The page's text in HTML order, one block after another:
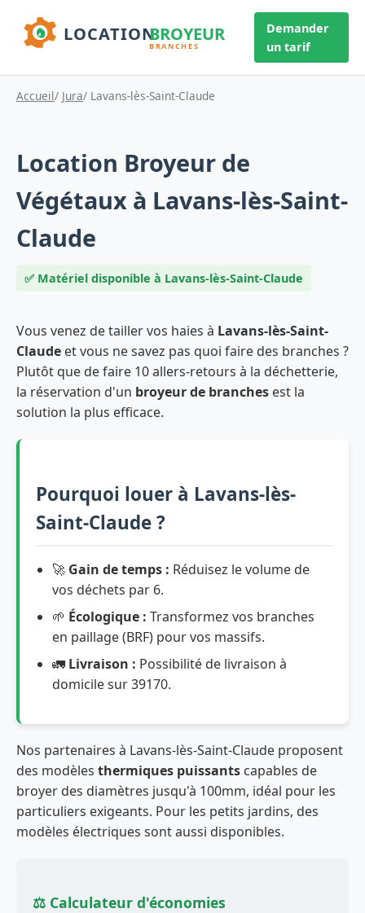
Demander
un tarif
Accueil/ Jura/ Lavans-lès-Saint-Claude
Location Broyeur de
Végétaux à Lavans-lès-Saint-
Claude
✅ Matériel disponible à Lavans-lès-Saint-Claude
Vous venez de tailler vos haies à Lavans-lès-Saint-
Claude et vous ne savez pas quoi faire des branches ?
Plutôt que de faire 10 allers-retours à la déchetterie,
la réservation d'un broyeur de branches est la
solution la plus efficace.
Pourquoi louer à Lavans-lès-
Saint-Claude ?
🚀 Gain de temps : Réduisez le volume de
vos déchets par 6.
🌱 Écologique : Transformez vos branches
en paillage (BRF) pour vos massifs.
🚛 Livraison : Possibilité de livraison à
domicile sur 39170.
Nos partenaires à Lavans-lès-Saint-Claude proposent
des modèles thermiques puissants capables de
broyer des diamètres jusqu'à 100mm, idéal pour les
particuliers exigeants. Pour les petits jardins, des
modèles électriques sont aussi disponibles.
⚖️ Calculateur d'économies